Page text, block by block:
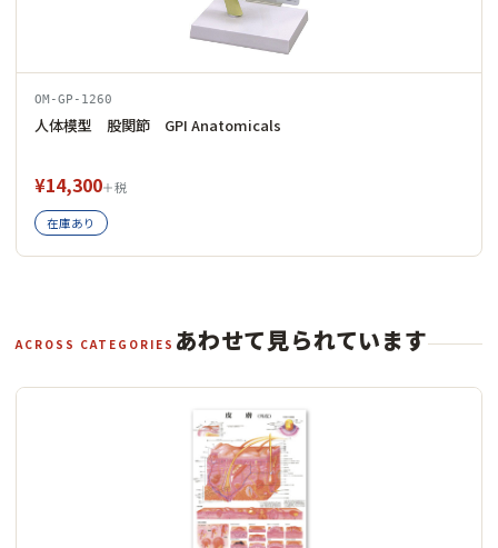
OM-GP-1260
人体模型 股関節 GPI Anatomicals
¥14,300＋税
在庫あり
ACROSS CATEGORIES あわせて見られています